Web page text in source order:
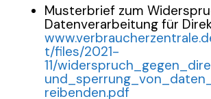
Musterbrief zum
Datenverarbeitung für
t/files/2021-
11/
reibenden.pdf